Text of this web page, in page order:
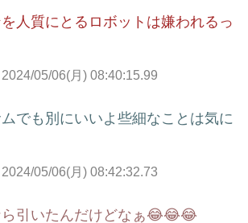
人質にとるロボットは嫌われるっ
2024/05/06(月) 08:40:15.99
でも別にいいよ些細なことは気に
2024/05/06(月) 08:42:32.73
引いたんだけどなぁ😂😂😂